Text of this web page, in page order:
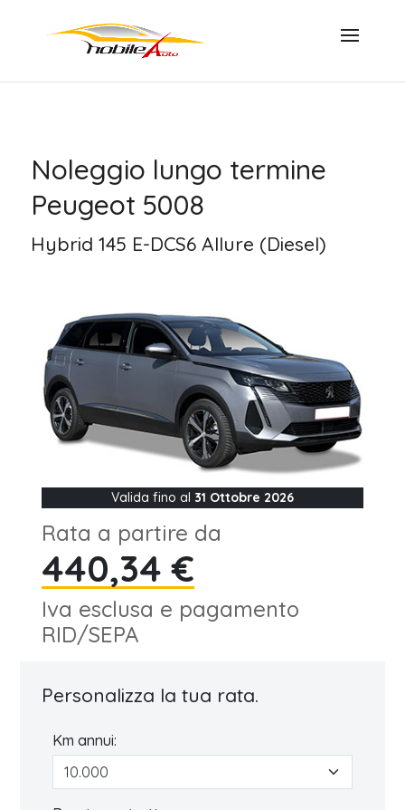
Noleggio lungo termine
Peugeot 5008
Hybrid 145 E-DCS6 Allure (Diesel)
Valida fino al 31 Ottobre 2026
Rata a partire da
440,34 €
Iva esclusa e pagamento
RID/SEPA
Personalizza la tua rata.
Km annui: